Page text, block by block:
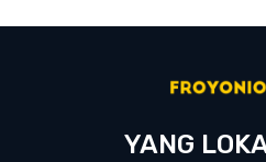
YANG